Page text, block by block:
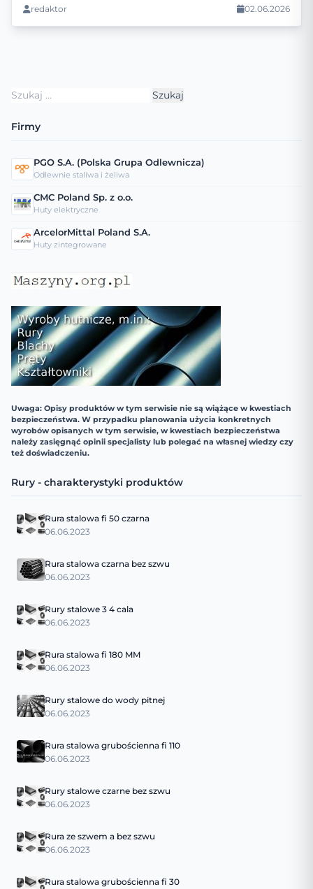
redaktor
02.06.2026
Szukaj:
Firmy
PGO S.A. (Polska Grupa Odlewnicza)
Odlewnie staliwa i żeliwa
CMC Poland Sp. z o.o.
Huty elektryczne
ArcelorMittal Poland S.A.
Huty zintegrowane
Uwaga: Opisy produktów w tym serwisie nie są wiążące w kwestiach
bezpieczeństwa. W przypadku planowania użycia konkretnych
wyrobów opisanych w tym serwisie, w kwestiach bezpieczeństwa
należy zasięgnąć opinii specjalisty lub polegać na własnej wiedzy czy
też doświadczeniu.
Rury - charakterystyki produktów
Rura stalowa fi 50 czarna
06.06.2023
Rura stalowa czarna bez szwu
06.06.2023
Rury stalowe 3 4 cala
06.06.2023
Rura stalowa fi 180 MM
06.06.2023
Rury stalowe do wody pitnej
06.06.2023
Rura stalowa grubościenna fi 110
06.06.2023
Rury stalowe czarne bez szwu
06.06.2023
Rura ze szwem a bez szwu
06.06.2023
Rura stalowa grubościenna fi 30